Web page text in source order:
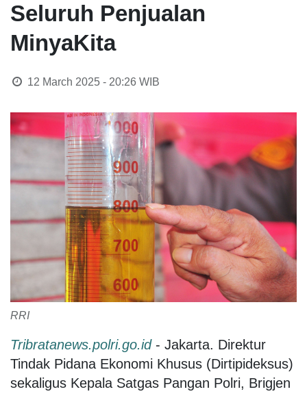
Seluruh Penjualan
MinyaKita
12 March 2025 - 20:26WIB
RRI
Tribratanews.polri.go.id - Jakarta. Direktur
Tindak Pidana Ekonomi Khusus (Dirtipideksus)
sekaligus Kepala Satgas Pangan Polri, Brigjen